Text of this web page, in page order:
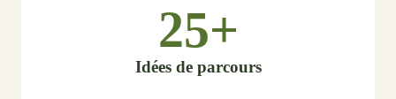
25+
Idées de parcours